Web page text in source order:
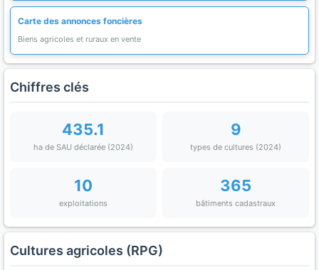
Carte des annonces foncières
Biens agricoles et ruraux en vente
Chiffres clés
435.1
ha de SAU déclarée (2024)
9
types de cultures (2024)
10
exploitations
365
bâtiments cadastraux
Cultures agricoles (RPG)